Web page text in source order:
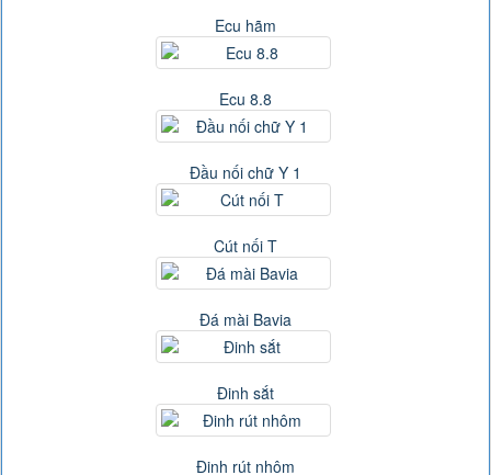
Ecu hãm
Ecu 8.8
Đầu nối chữ Y 1
Cút nối T
Đá mài Bavia
Đinh sắt
Đinh rút nhôm